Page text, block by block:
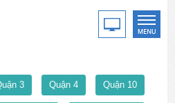
3 Quận 4 Quận 10